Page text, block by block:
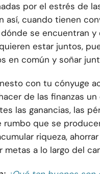
por el estrés de
así, cuando tienen
se encuentran y
estar juntos,
en común y soñar
con tu cónyuge
de las finanzas
las ganancias, las
rumbo que se
riqueza,
metas a lo largo del